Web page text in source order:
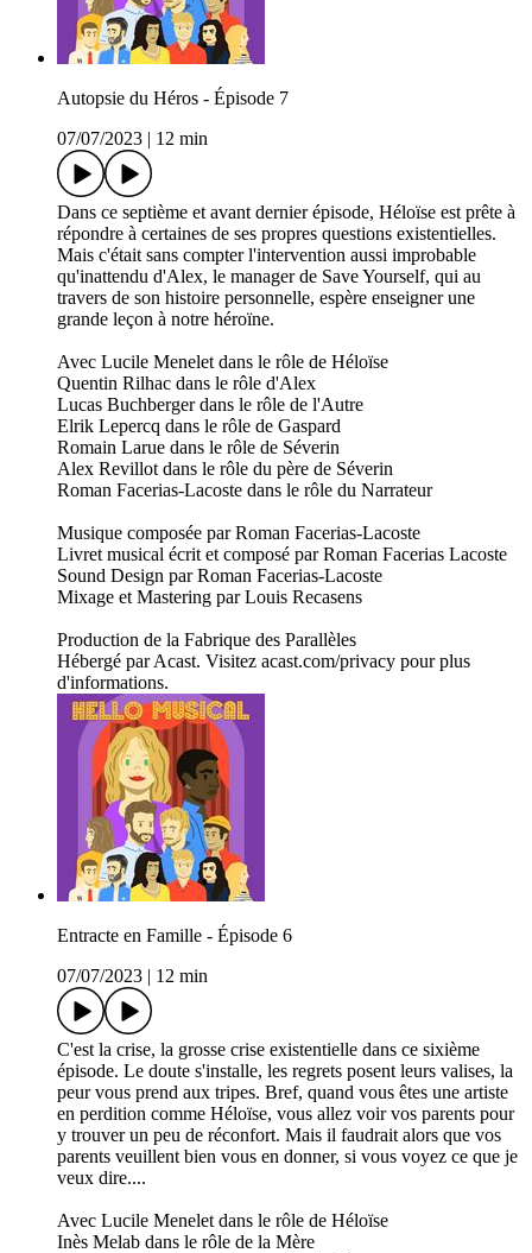
Autopsie du Héros - Épisode 7
07/07/2023
12 min
Dans ce septième et avant dernier épisode, Héloïse est prête à
répondre à certaines de ses propres questions existentielles.
Mais c'était sans compter l'intervention aussi improbable
qu'inattendu d'Alex, le manager de Save Yourself, qui au
travers de son histoire personnelle, espère enseigner une
grande leçon à notre héroïne.
Avec Lucile Menelet dans le rôle de Héloïse
Quentin Rilhac dans le rôle d'Alex
Lucas Buchberger dans le rôle de l'Autre
Elrik Lepercq dans le rôle de Gaspard
Romain Larue dans le rôle de Séverin
Alex Revillot dans le rôle du père de Séverin
Roman Facerias-Lacoste dans le rôle du Narrateur
Musique composée par Roman Facerias-Lacoste
Livret musical écrit et composé par Roman Facerias Lacoste
Sound Design par Roman Facerias-Lacoste
Mixage et Mastering par Louis Recasens
Production de la Fabrique des Parallèles
Hébergé par Acast. Visitez acast.com/privacy pour plus
d'informations.
Entracte en Famille - Épisode 6
07/07/2023
12 min
C'est la crise, la grosse crise existentielle dans ce sixième
épisode. Le doute s'installe, les regrets posent leurs valises, la
peur vous prend aux tripes. Bref, quand vous êtes une artiste
en perdition comme Héloïse, vous allez voir vos parents pour
y trouver un peu de réconfort. Mais il faudrait alors que vos
parents veuillent bien vous en donner, si vous voyez ce que je
veux dire....
Avec Lucile Menelet dans le rôle de Héloïse
Inès Melab dans le rôle de la Mère